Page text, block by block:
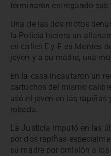
terminaron entregando sus
Una de las dos motos
la Policía hiciera un
en calles E y F en Montes
joven y a su madre, una
En la casa incautaron un
cartuchos del mismo
usó el joven en las
robada.
La Justicia imputó en las
por dos rapiñas
su madre por omisión a